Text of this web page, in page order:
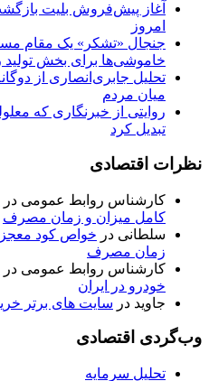
آغاز پیش‌فروش بلیت
امروز
جنجال «تشکر» یک مقام
خاموشی‌ها برای بخش
تحلیل جابری‌انصاری از
میان مردم
روایتی از خبرنگاری که
تبدیل کرد
نظرات اقتصادی
کارشناس روابط عمومی در
کامل میزان و زمان مصرف
سلطانی در خواص کود
زمان مصرف
کارشناس روابط عمومی در
خودرو در ایران
جاوید در سایت های برتر
وب‌گردی اقتصادی
تحلیل سرمایه